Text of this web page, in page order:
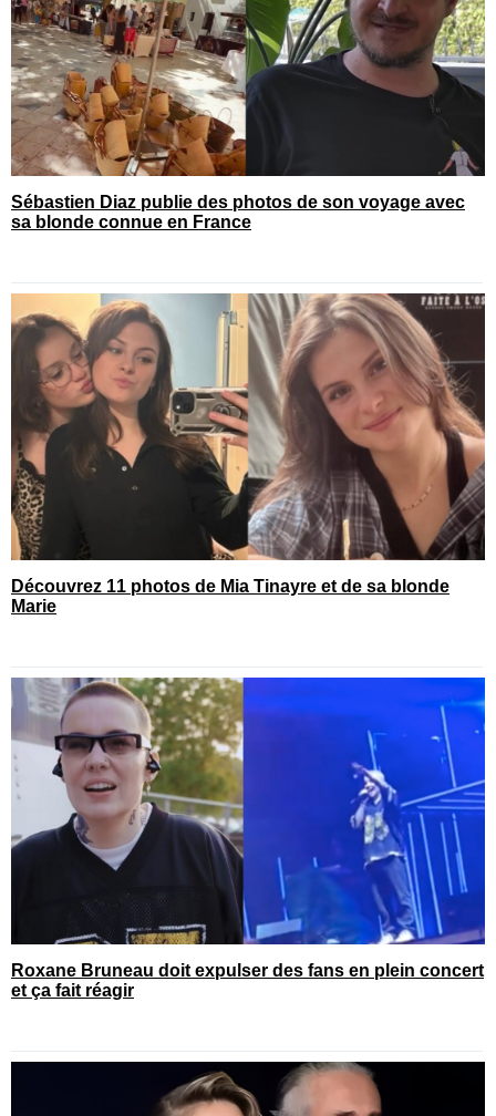
Sébastien Diaz publie des photos de son voyage avec
sa blonde connue en France
Découvrez 11 photos de Mia Tinayre et de sa blonde
Marie
Roxane Bruneau doit expulser des fans en plein concert
et ça fait réagir